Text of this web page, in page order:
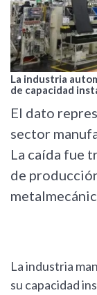
La industria
de capacidad
El dato
sector
La caída fue
de
La industria
su capacidad